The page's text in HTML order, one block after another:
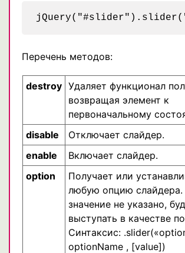
Перечень методов:
destroy Удаляет функционал
возвращая элемент к
первоначальному
disable
Отключает слайдер.
enable
Включает слайдер.
option
Получает или
любую опцию слайдера.
значение не указано,
выступать в качестве
Синтаксис:
optionName , [value])